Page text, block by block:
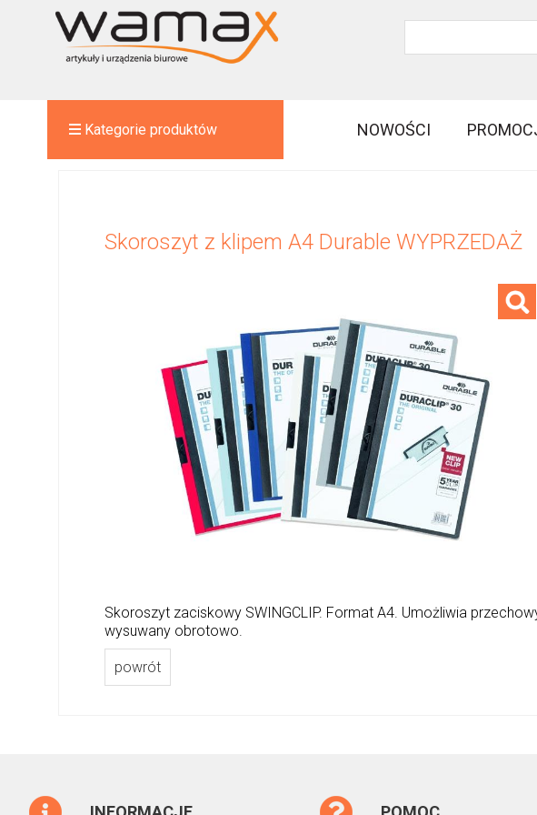
Kategorie produktów NOWOŚCI
Skoroszyt z klipem A4 Durable WYPRZEDAŻ
Skoroszyt zaciskowy SWINGCLIP. Format A4. Umożliwia
wysuwany obrotowo.
powrót